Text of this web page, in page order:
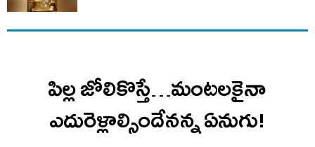
పిల్ల జోలికొస్తే…మంటలకైనా
ఎదురెళ్లాల్సిందేనన్న ఏనుగు!